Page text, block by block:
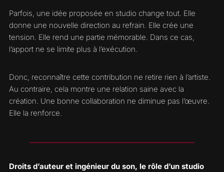
Parfois, une idée proposée en studio change tout. Elle
donne une nouvelle direction au refrain. Elle crée une
tension. Elle rend une partie mémorable. Dans ce cas,
l’apport ne se limite plus à l’exécution.
Donc, reconnaître cette contribution ne retire rien à l’artiste.
Au contraire, cela montre une relation saine avec la
création. Une bonne collaboration ne diminue pas l’œuvre.
Elle la renforce.
Droits d’auteur et ingénieur du son, le rôle d’un studio